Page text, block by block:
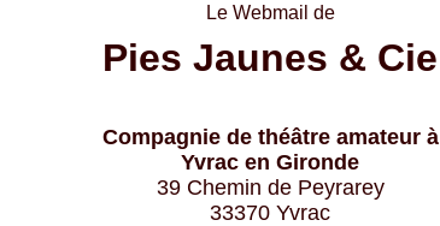
Le Webmail de
Pies Jaunes & Cie
Compagnie de théâtre amateur à
Yvrac en Gironde
39 Chemin de Peyrarey
33370 Yvrac